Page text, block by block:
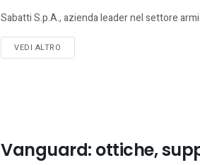
Sabatti S.p.A., azienda leader nel settore
VEDI ALTRO
Vanguard: ottiche,